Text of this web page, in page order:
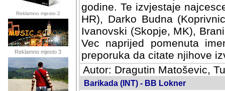
Reklamno mjesto 2
Reklamno mjesto 3
godine. Te izvjestaje
HR), Darko Budna
Ivanovski (Skopje, MK),
Vec naprijed pomenuta
preporuka da citate njihove
Autor: Dragutin Matoševic,
Barikada (INT) - BB Lokner